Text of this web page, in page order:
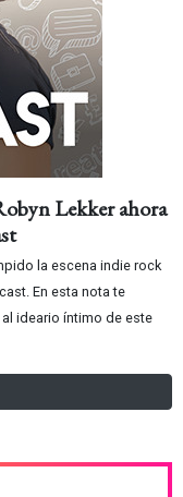
Lekker ahora
la escena indie rock
En esta nota te
ideario íntimo de este